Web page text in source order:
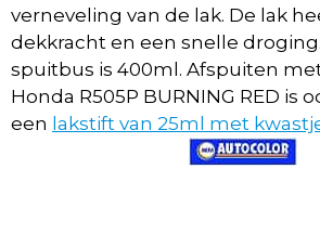
verneveling van de lak. De lak
dekkracht en een snelle
spuitbus is 400ml. Afspuiten
Honda R505P BURNING RED is
een lakstift van 25ml met